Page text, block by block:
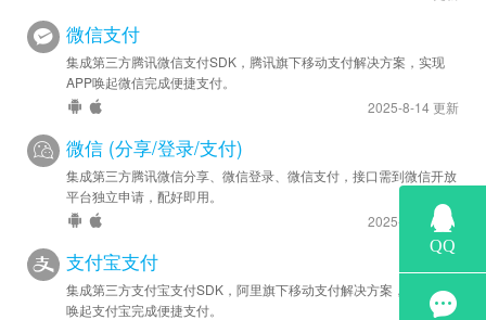
微信支付
集成第三方腾讯微信支付SDK，腾讯旗下移动支付解决方案，实现
APP唤起微信完成便捷支付。
2025-8-14 更新
微信 (分享/登录/支付)
集成第三方腾讯微信分享、微信登录、微信支付，接口需到微信开放
平台独立申请，配好即用。
2025-8-14 更新
支付宝支付
集成第三方支付宝支付SDK，阿里旗下移动支付解决方案，实现APP
唤起支付宝完成便捷支付。